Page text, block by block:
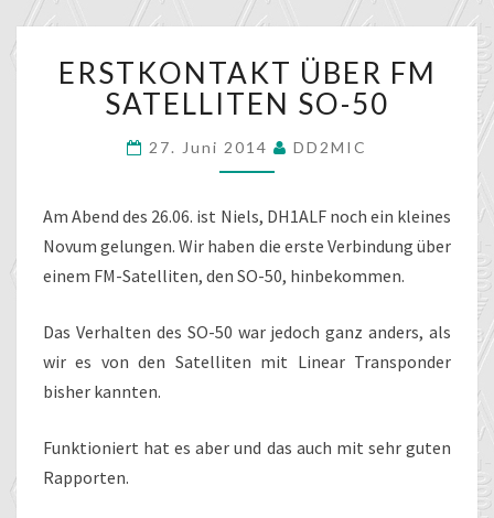
ÜBER
FM
SATELLITEN
SO-
50
ERSTKONTAKT ÜBER FM
SATELLITEN SO-50
27. Juni 2014 DD2MIC
Am Abend des 26.06. ist Niels, DH1ALF noch ein kleines
Novum gelungen. Wir haben die erste Verbindung über
einem FM-Satelliten, den SO-50, hinbekommen.
Das Verhalten des SO-50 war jedoch ganz anders, als
wir es von den Satelliten mit Linear Transponder
bisher kannten.
Funktioniert hat es aber und das auch mit sehr guten
Rapporten.